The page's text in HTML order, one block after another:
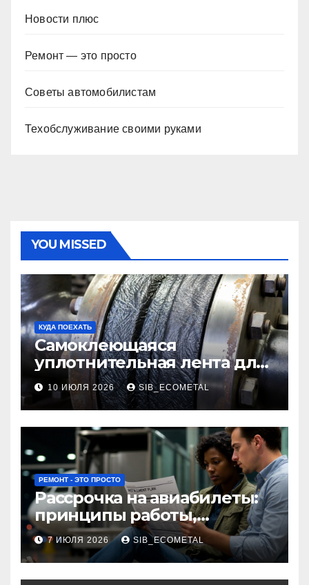
Новости плюс
Ремонт — это просто
Советы автомобилистам
Техобслуживание своими руками
YOU MISSED
КУДА ПОЕХАТЬ
Самоклеющаяся
уплотнительная лента для
огнезащиты фланцевых
соединений
10 ИЮЛЯ 2026 SIB_ECOMETAL
РЕМОНТ - ЭТО ПРОСТО
Рассрочка на авиабилеты:
принципы работы,
требования и
потенциальные риски
7 ИЮЛЯ 2026 SIB_ECOMETAL